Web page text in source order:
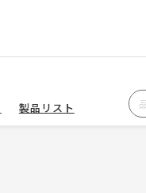
製品リスト